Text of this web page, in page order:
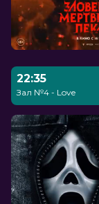
22:35
Зал №4 - Love